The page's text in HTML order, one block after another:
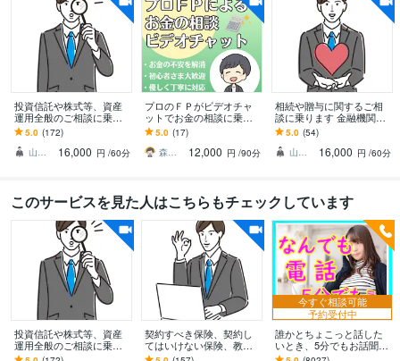
住まい・美容・生活相談 保険 iDeCo 確定拠出年金（DC） 投資信託
相
社会保険制度 金融・経済 不動産 NISA
投資信託 iDeco NISA 不動産 相続 社会保険制度
金融・経済
セカンドオピニオン
資産運用・副業の相談 投資信託 NISA 債券 外貨預金 保険 iDeCo
確定拠出年金（DC）
株 投資信託 保険 外貨預金 iDeco NISA 確定拠出年金
預金
FP1級
学歴
語学力
英語 日常会話レベル
投資信託や株式等、資産
運用全般のご相談に乗り
ます ちょっと待って！そ
れ、本当に契約して大丈
夫!?
5.0 (172)
山田ゆうき ＠お金のかかりつけ医
16,000 円 /60分
プロのＦＰがビデオチャ
ットでお金の相談に乗り
ます 最高レビュー多数◎
初心者の方も大歓迎◎優
しく丁寧に対応します
5.0 (17)
森田ケイ＠資産戦略ＦＰ
12,000 円 /90分
相続や贈与に関するご相
談に乗ります 金融機関に
相談すると、手数料の高
いサービスを勧誘されま
す！
5.0 (54)
山田ゆうき ＠お金のかかりつけ医
16,000 円 /60分
このサービスを見た人はこちらもチェックしています
投資信託や株式等、資産
運用全般のご相談に乗り
ます ちょっと待って！そ
契約すべき保険、契約し
てはいけない保険、教え
ます 保険の“見直し”に行
今すぐ相談可能
予約受付中
誰かとちょこっと話した
いとき、5分でもお話聞き
ます 疲れた～、でもカウ